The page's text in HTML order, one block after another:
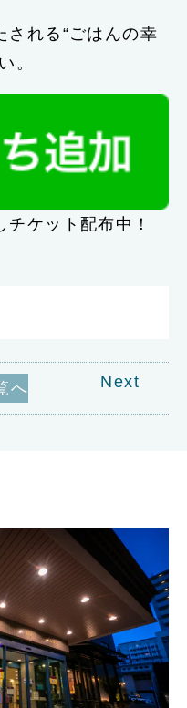
される“ごはんの幸
。
ケット配布中！
へ Next